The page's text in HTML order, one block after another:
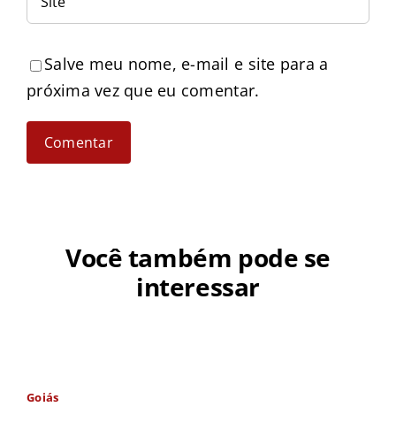
Salve meu nome, e-mail e site para a
próxima vez que eu comentar.
Você também pode se
interessar
Goiás